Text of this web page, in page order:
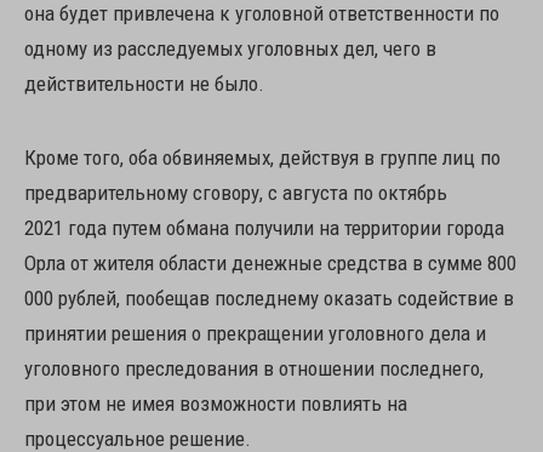
она будет привлечена к уголовной ответственности по
одному из расследуемых уголовных дел, чего в
действительности не было.
Кроме того, оба обвиняемых, действуя в группе лиц по
предварительному сговору, с августа по октябрь
2021 года путем обмана получили на территории города
Орла от жителя области денежные средства в сумме 800
000 рублей, пообещав последнему оказать содействие в
принятии решения о прекращении уголовного дела и
уголовного преследования в отношении последнего,
при этом не имея возможности повлиять на
процессуальное решение.